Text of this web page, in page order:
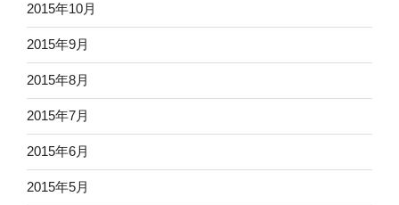
2015年10月
2015年9月
2015年8月
2015年7月
2015年6月
2015年5月